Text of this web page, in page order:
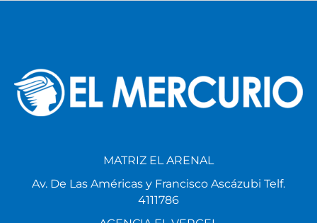
Av. De Las Américas y Francisco Ascázubi Telf.
4111786
AGENCIA EL VERGEL